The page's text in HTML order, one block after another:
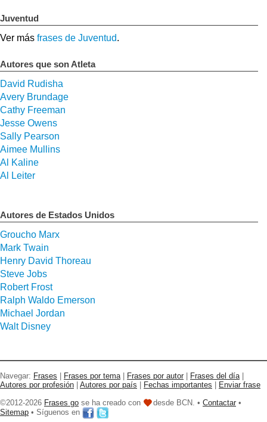
Juventud
Ver más frases de Juventud.
Autores que son Atleta
David Rudisha
Avery Brundage
Cathy Freeman
Jesse Owens
Sally Pearson
Aimee Mullins
Al Kaline
Al Leiter
Autores de Estados Unidos
Groucho Marx
Mark Twain
Henry David Thoreau
Steve Jobs
Robert Frost
Ralph Waldo Emerson
Michael Jordan
Walt Disney
Navegar: Frases Frases por tema| Frases por autor Frases del día|
Autores por profesión
Autores por país Fechas importantes
Enviar frase
©2012-2026 Frases go se ha creado con desde BCN. • Contactar •
Sitemap • Síguenos en